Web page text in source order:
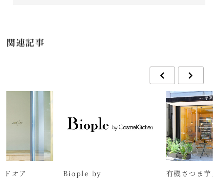
関連記事
オア
Biople by
有機さつま芋